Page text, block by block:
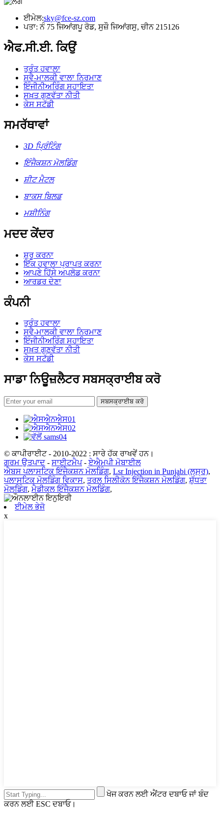
ਈਮੇਲ:sky@fce-sz.com
ਪਤਾ: ਨੰ 75 ਜਿਆਂਗਪੂ ਰੋਡ, ਸੁਜ਼ੌ ਜਿਆਂਗਸੁ, ਚੀਨ 215126
ਐਫ.ਸੀ.ਈ. ਕਿਉਂ
ਤੁਰੰਤ ਹਵਾਲਾ
ਸਵੈ-ਮਾਲਕੀ ਵਾਲਾ ਨਿਰਮਾਣ
ਇੰਜੀਨੀਅਰਿੰਗ ਸਹਾਇਤਾ
ਸਖ਼ਤ ਗੁਣਵੱਤਾ ਨੀਤੀ
ਕੇਸ ਸਟੱਡੀ
ਸਮਰੱਥਾਵਾਂ
3D ਪ੍ਰਿੰਟਿੰਗ
ਇੰਜੈਕਸ਼ਨ ਮੋਲਡਿੰਗ
ਸ਼ੀਟ ਮੈਟਲ
ਬਾਕਸ ਬਿਲਡ
ਮਸ਼ੀਨਿੰਗ
ਮਦਦ ਕੇਂਦਰ
ਸ਼ੁਰੂ ਕਰਨਾ
ਇੱਕ ਹਵਾਲਾ ਪ੍ਰਾਪਤ ਕਰਨਾ
ਆਪਣੇ ਹਿੱਸੇ ਅਪਲੋਡ ਕਰਨਾ
ਆਰਡਰ ਦੇਣਾ
ਕੰਪਨੀ
ਤੁਰੰਤ ਹਵਾਲਾ
ਸਵੈ-ਮਾਲਕੀ ਵਾਲਾ ਨਿਰਮਾਣ
ਇੰਜੀਨੀਅਰਿੰਗ ਸਹਾਇਤਾ
ਸਖ਼ਤ ਗੁਣਵੱਤਾ ਨੀਤੀ
ਕੇਸ ਸਟੱਡੀ
ਸਾਡਾ ਨਿਊਜ਼ਲੈਟਰ ਸਬਸਕ੍ਰਾਈਬ ਕਰੋ
ਸਬਸਕ੍ਰਾਈਬ ਕਰੋ
© ਕਾਪੀਰਾਈਟ - 2010-2022 : ਸਾਰੇ ਹੱਕ ਰਾਖਵੇਂ ਹਨ।
ਗਰਮ ਉਤਪਾਦ - ਸਾਈਟਮੈਪ-ਏਐਮਪੀ ਮੋਬਾਈਲ
ਐਬਸ ਪਲਾਸਟਿਕ ਇੰਜੈਕਸ਼ਨ ਮੋਲਡਿੰਗ, Lsr Injection in Punjabi (ਲ੍ਸ੍ਰ),
ਪਲਾਸਟਿਕ ਮੋਲਡਿੰਗ ਵਿਕਾਸ, ਤਰਲ ਸਿਲੀਕੋਨ ਇੰਜੈਕਸ਼ਨ ਮੋਲਡਿੰਗ, ਸ਼ੁੱਧਤਾ
ਮੋਲਡਿੰਗ, ਮੈਡੀਕਲ ਇੰਜੈਕਸ਼ਨ ਮੋਲਡਿੰਗ,
ਈਮੇਲ ਭੇਜੋ
x
ਖੋਜ ਕਰਨ ਲਈ ਐਂਟਰ ਦਬਾਓ ਜਾਂ ਬੰਦ
ਕਰਨ ਲਈ ESC ਦਬਾਓ।